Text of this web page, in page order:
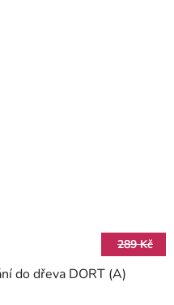
289 Kč
do dřeva DORT (A)